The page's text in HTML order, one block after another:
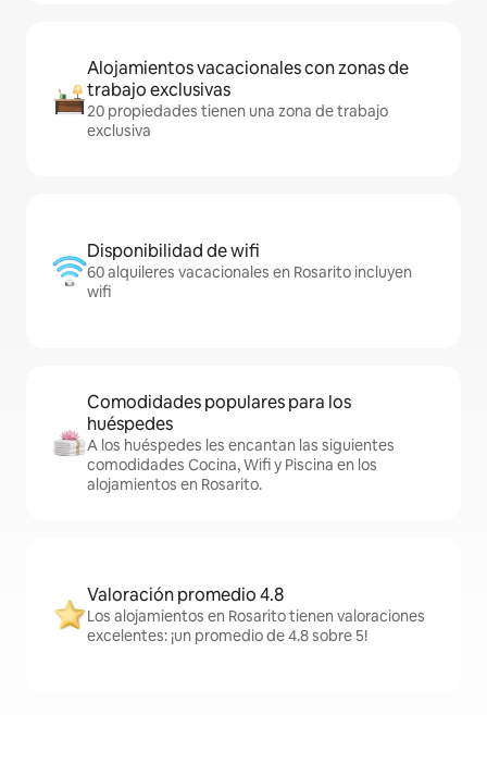
Alojamientos vacacionales con zonas de
trabajo exclusivas
20 propiedades tienen una zona de trabajo
exclusiva
Disponibilidad de wifi
60 alquileres vacacionales en Rosarito incluyen
wifi
Comodidades populares para los
huéspedes
A los huéspedes les encantan las siguientes
comodidades Cocina, Wifi y Piscina en los
alojamientos en Rosarito.
Valoración promedio 4.8
Los alojamientos en Rosarito tienen valoraciones
excelentes: ¡un promedio de 4.8 sobre 5!